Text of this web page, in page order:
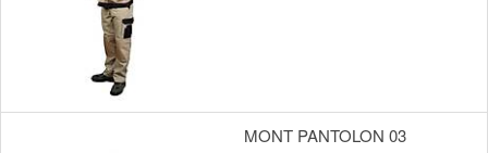
MONT PANTOLON 03